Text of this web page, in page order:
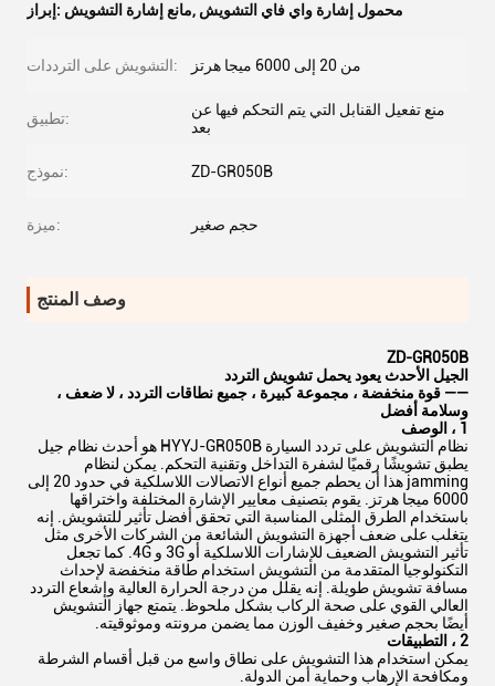
إبراز: مانع إشارة التشويش, محمول إشارة واي فاي التشويش
التشويش على الترددات: من 20 إلى 6000 ميجا هرتز
تطبيق:
منع تفعيل القنابل التي يتم التحكم فيها عن
بعد
نموذج: ZD-GR050B
ميزة: حجم صغير
وصف المنتج
ZD-GR050B
الجيل الأحدث يعود يحمل تشويش التردد
—— قوة منخفضة ، مجموعة كبيرة ، جميع نطاقات التردد ، لا ضعف ،
وسلامة أفضل
1 ، الوصف
نظام التشويش على تردد السيارة HYYJ-GR050B هو أحدث نظام جيل
يطبق تشويشًا رقميًا لشفرة التداخل وتقنية التحكم. يمكن لنظام
jamming هذا أن يحطم جميع أنواع الاتصالات اللاسلكية في حدود 20 إلى
6000 ميجا هرتز. يقوم بتصنيف معايير الإشارة المختلفة واختراقها
باستخدام الطرق المثلى المناسبة التي تحقق أفضل تأثير للتشويش. إنه
يتغلب على ضعف أجهزة التشويش الشائعة من الشركات الأخرى مثل
تأثير التشويش الضعيف للإشارات اللاسلكية أو 3G و 4G. كما تجعل
التكنولوجيا المتقدمة من التشويش استخدام طاقة منخفضة لإحداث
مسافة تشويش طويلة. إنه يقلل من درجة الحرارة العالية وإشعاع التردد
العالي القوي على صحة الركاب بشكل ملحوظ. يتمتع جهاز التشويش
أيضًا بحجم صغير وخفيف الوزن مما يضمن مرونته وموثوقيته.
2 ، التطبيقات
يمكن استخدام هذا التشويش على نطاق واسع من قبل أقسام الشرطة
ومكافحة الإرهاب وحماية أمن الدولة.